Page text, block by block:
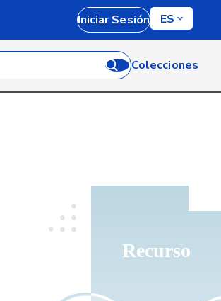
Iniciar Sesión ES
Colecciones
Recurso